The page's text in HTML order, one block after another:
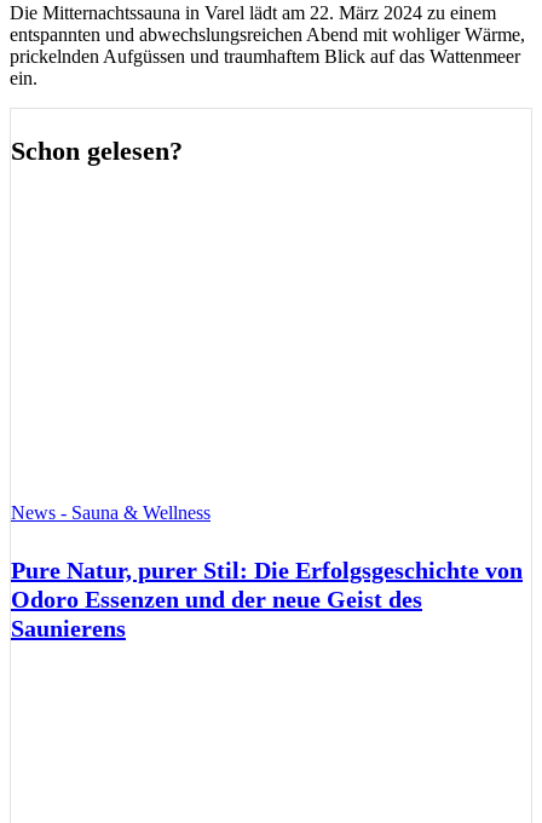
Die Mitternachtssauna in Varel lädt am 22. März 2024 zu einem
entspannten und abwechslungsreichen Abend mit wohliger Wärme,
prickelnden Aufgüssen und traumhaftem Blick auf das Wattenmeer
ein.
Schon gelesen?
News - Sauna & Wellness
Pure Natur, purer Stil: Die Erfolgsgeschichte von
Odoro Essenzen und der neue Geist des
Saunierens